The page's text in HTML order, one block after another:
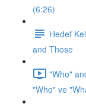
(6:26)
Hedef
and Those
"Who"
"Who" ve